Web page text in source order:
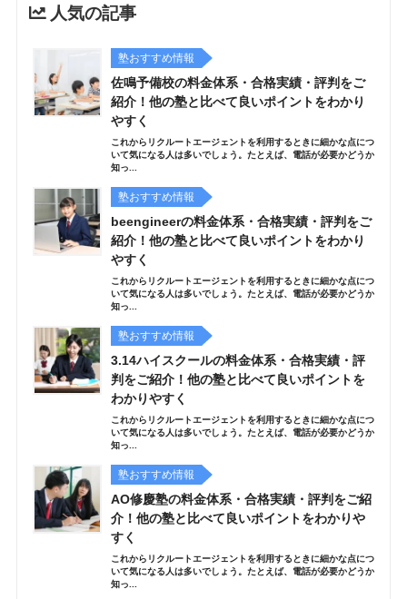
人気の記事
塾おすすめ情報
佐鳴予備校の料金体系・合格実績・評判をご
紹介！他の塾と比べて良いポイントをわかり
やすく
これからリクルートエージェントを利用するときに細かな点につ
いて気になる人は多いでしょう。たとえば、電話が必要かどうか
知っ...
塾おすすめ情報
beengineerの料金体系・合格実績・評判をご
紹介！他の塾と比べて良いポイントをわかり
やすく
これからリクルートエージェントを利用するときに細かな点につ
いて気になる人は多いでしょう。たとえば、電話が必要かどうか
知っ...
塾おすすめ情報
3.14ハイスクールの料金体系・合格実績・評
判をご紹介！他の塾と比べて良いポイントを
わかりやすく
これからリクルートエージェントを利用するときに細かな点につ
いて気になる人は多いでしょう。たとえば、電話が必要かどうか
知っ...
塾おすすめ情報
AO修慶塾の料金体系・合格実績・評判をご紹
介！他の塾と比べて良いポイントをわかりや
すく
これからリクルートエージェントを利用するときに細かな点につ
いて気になる人は多いでしょう。たとえば、電話が必要かどうか
知っ...